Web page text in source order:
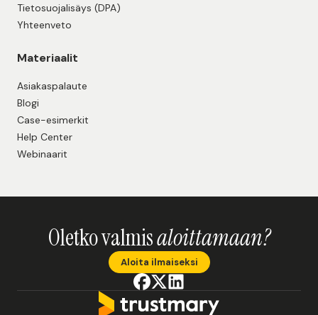
Tietosuojalisäys (DPA)
Yhteenveto
Materiaalit
Asiakaspalaute
Blogi
Case-esimerkit
Help Center
Webinaarit
Oletko valmisaloittamaan?
Aloita ilmaiseksi